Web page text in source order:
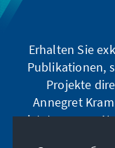
Erhalten Sie
Publikationen,
Projekte
Annegret
jetzt unseren